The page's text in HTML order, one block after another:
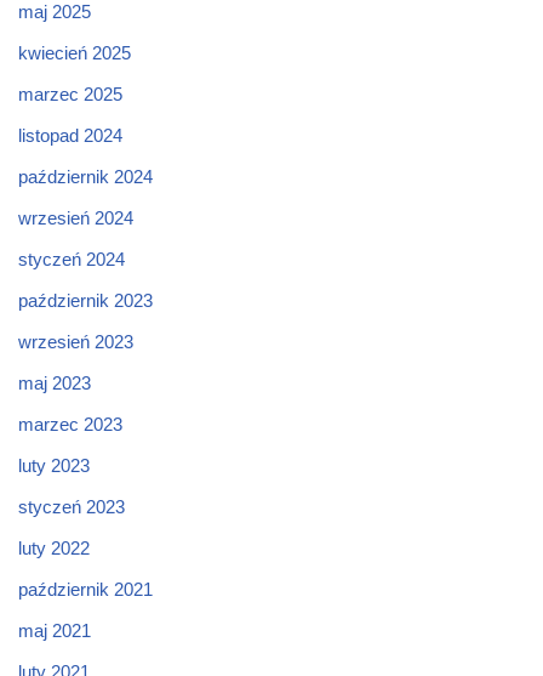
maj 2025
kwiecień 2025
marzec 2025
listopad 2024
październik 2024
wrzesień 2024
styczeń 2024
październik 2023
wrzesień 2023
maj 2023
marzec 2023
luty 2023
styczeń 2023
luty 2022
październik 2021
maj 2021